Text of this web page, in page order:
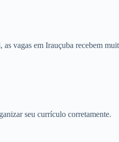
vagas em Irauçuba recebem
seu currículo corretamente.